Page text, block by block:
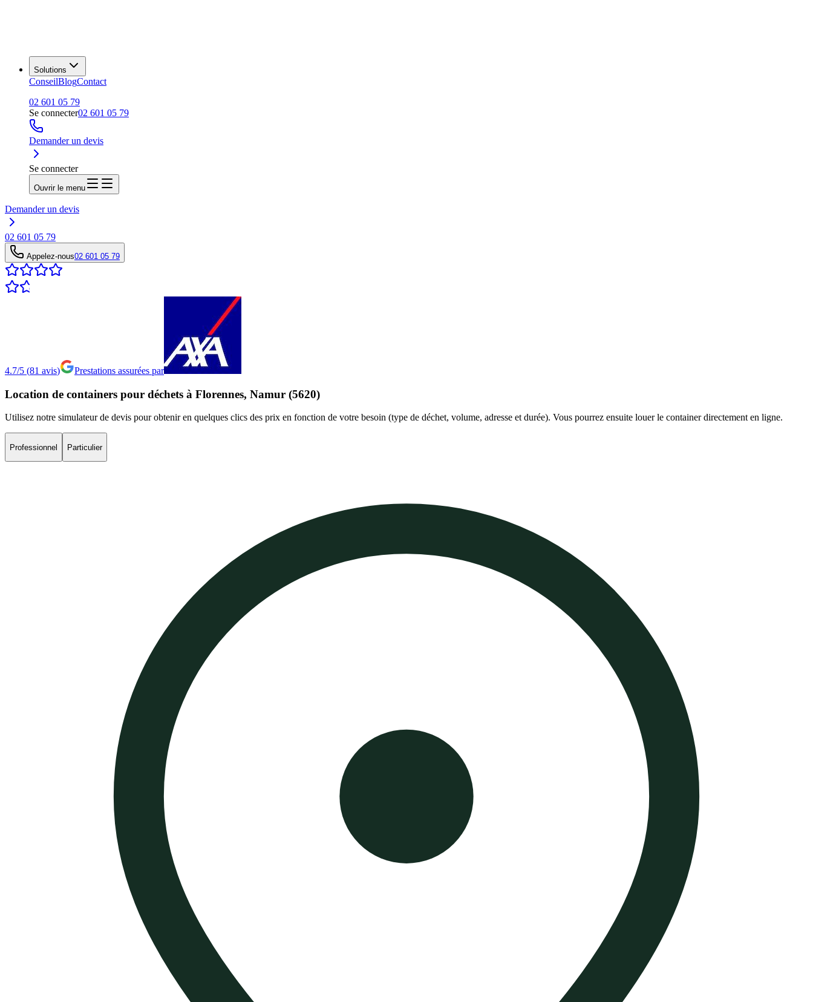
Solutions
ConseilBlogContact
02 601 05 79
Se connecter02 601 05 79
Demander un devis
Se connecter
Ouvrir le menu
Demander un devis
02 601 05 79
Appelez-nous02 601 05 79
4.7/5 (81 avis) Prestations assurées par
Location de containers pour déchets à Florennes, Namur (5620)
Utilisez notre simulateur de devis pour obtenir en quelques clics des prix en fonction de votre besoin (type de déchet, volume, adresse et durée). Vous pourrez ensuite louer le container directement en ligne.
Professionnel Particulier